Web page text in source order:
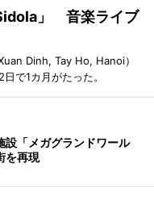
」 音楽ライブ
Dinh, Tay Ho, Hanoi）
で1カ月がたった。
設「メガグランドワール
を再現